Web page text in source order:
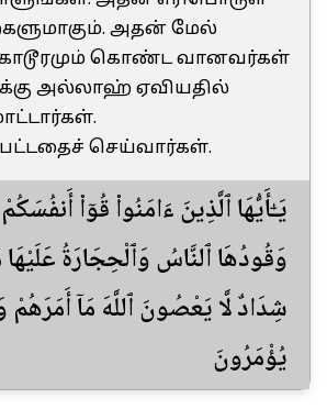
அதன் மேல்
கொண்ட வானவர்கள்
அல்லாஹ் ஏவியதில்
செய்வார்கள்.
يَـٰٓأَيُّهَا ٱلَّذِينَ ءَامَنُوا۟ قُوٓا۟
وَقُودُهَا ٱلنَّاسُ وَٱلْحِجَارَةُ
شِدَادٌ لَّا يَعْصُونَ ٱللَّهَ مَآ أَمَرَهُمْ
يُؤْمَرُونَ